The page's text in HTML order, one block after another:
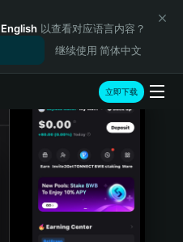
English 以查看对应语言内容？
继续使用 简体中文
立即下载